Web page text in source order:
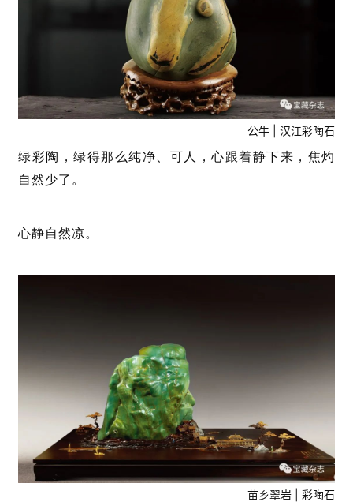
公牛 | 汉江彩陶石
绿彩陶，绿得那么纯净、可人，心跟着静下来，焦灼
自然少了。
心静自然凉。
苗乡翠岩 | 彩陶石